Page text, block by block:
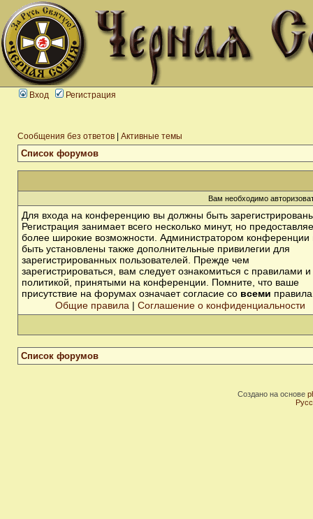
Вход Регистрация
Сообщения без ответов Активные темы
Список форумов
Вам необходимо
Для входа на конференцию вы должны быть
Регистрация занимает всего несколько минут, но
более широкие возможности. Администратором конференции
быть установлены также дополнительные привилегии для
зарегистрированных пользователей. Прежде чем
зарегистрироваться, вам следует ознакомиться с правилами и
политикой, принятыми на конференции. Помните, что ваше
присутствие на форумах означает согласие со всеми
Общие правила | Соглашение о конфиденциальности
Список форумов
Создано на основе